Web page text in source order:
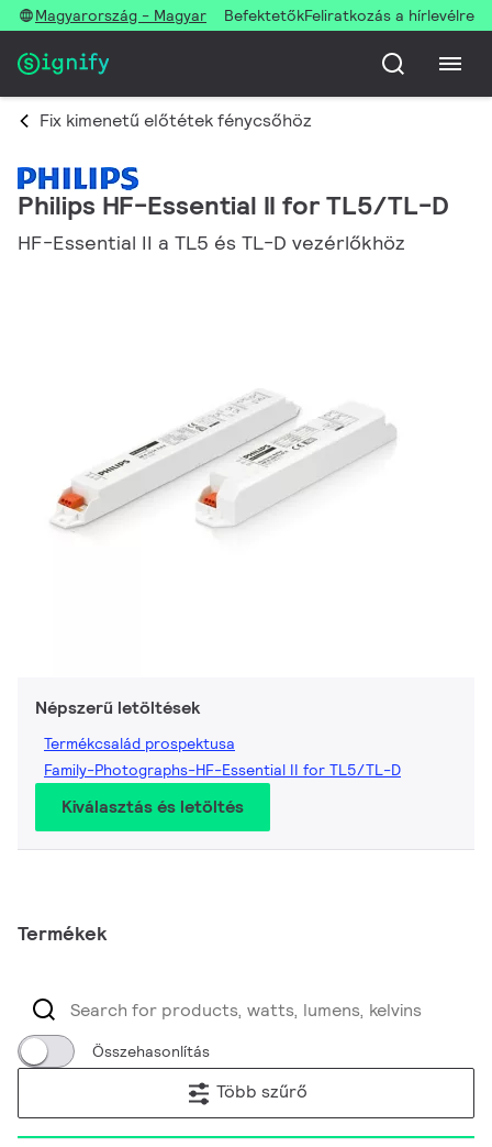
Magyarország - Magyar BefektetőkFeliratkozás a hírlevélre
Fix kimenetű előtétek fénycsőhöz
Philips HF-Essential II for TL5/TL-D
HF-Essential II a TL5 és TL-D vezérlőkhöz
Népszerű letöltések
Termékcsalád prospektusa
Family-Photographs-HF-Essential II for TL5/TL-D
Kiválasztás és letöltés
Termékek
Összehasonlítás
Több szűrő